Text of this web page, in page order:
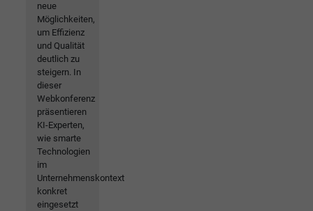
neue
Möglichkeiten,
um Effizienz
und Qualität
deutlich zu
steigern. In
dieser
Webkonferenz
präsentieren
KI-Experten,
wie smarte
Technologien
im
Unternehmenskontext
konkret
eingesetzt